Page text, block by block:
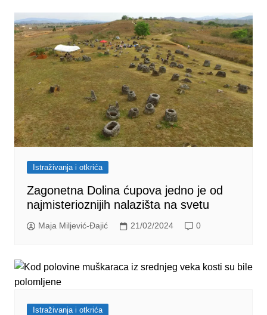
Istraživanja i otkrića
Zagonetna Dolina ćupova jedno je od
najmisterioznijih nalazišta na svetu
Maja Miljević-Đajić 21/02/2024 0
Istraživanja i otkrića